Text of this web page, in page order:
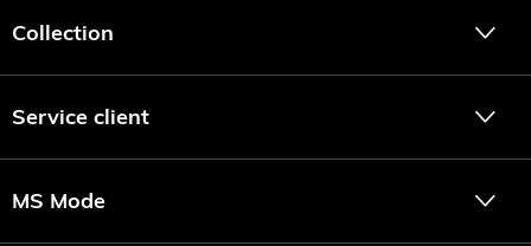
Collection
Service client
MS Mode